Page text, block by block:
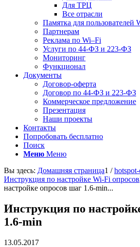
Для ТРЦ
Все отрасли
Памятка для пользователей
Партнерам
Реклама по Wi–Fi
Услуги по 44-ФЗ и 223-ФЗ
Мониторинг
Функционал
Документы
Договор-оферта
Договор по 44-ФЗ и 223-ФЗ
Коммерческое предложение
Презентация
Наши проекты
Контакты
Попробовать бесплатно
Поиск
Меню Меню
Вы здесь: Домашняя страница1 /
Инструкция по настройке Wi-Fi опросов
настройке опросов шаг 1.6-min...
Инструкция по
1.6-min
13.05.2017